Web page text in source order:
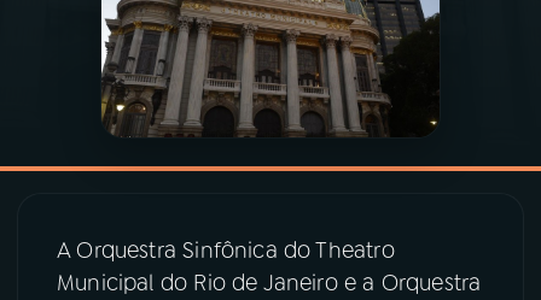
PROGRAMAS
PODCASTS
ÚLTIMAS
A Orquestra Sinfônica do Theatro
Municipal do Rio de Janeiro e a Orquestra